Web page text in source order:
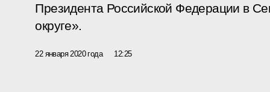
Президента Российской Федерации в
округе».
22 января 2020 года 12:25